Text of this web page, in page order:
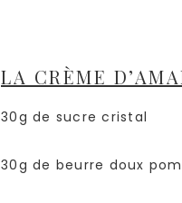
LA CRÈME
30g de sucre cristal
30g de beurre doux